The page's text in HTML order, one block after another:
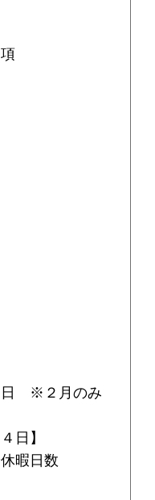
日 ※２月のみ
日】
暇日数